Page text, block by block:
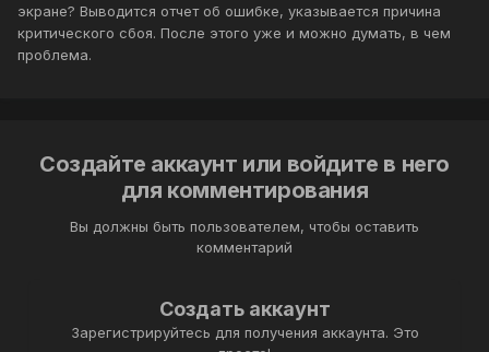
экране? Выводится отчет об ошибке, указывается причина
критического сбоя. После этого уже и можно думать, в чем
проблема.
Создайте аккаунт или войдите в него
для комментирования
Вы должны быть пользователем, чтобы оставить
комментарий
Создать аккаунт
Зарегистрируйтесь для получения аккаунта. Это